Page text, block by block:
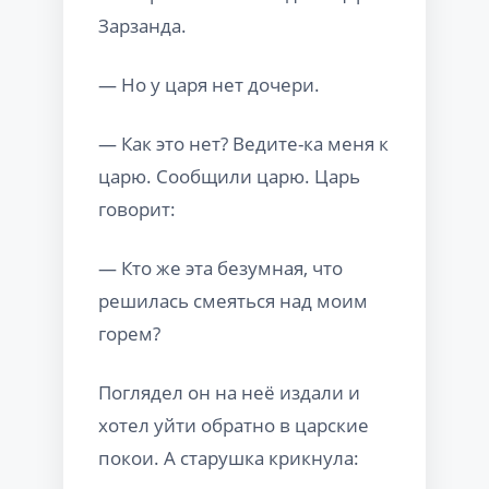
Зарзанда.
— Но у царя нет дочери.
— Как это нет? Ведите-ка меня к
царю. Сообщили царю. Царь
говорит:
— Кто же эта безумная, что
решилась смеяться над моим
горем?
Поглядел он на неё издали и
хотел уйти обратно в царские
покои. А старушка крикнула: